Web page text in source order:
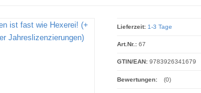
Lieferzeit: 1-3 Tage
Art.Nr.: 67
GTIN/EAN: 9783926341679
Bewertungen: (0)